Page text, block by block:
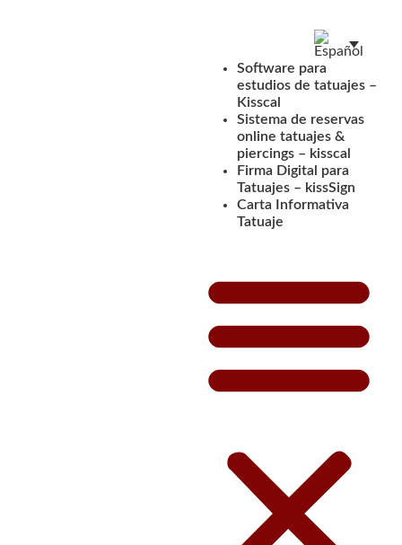
Software para
estudios de tatuajes –
Kisscal
Sistema de reservas
online tatuajes &
piercings – kisscal
Firma Digital para
Tatuajes – kissSign
Carta Informativa
Tatuaje